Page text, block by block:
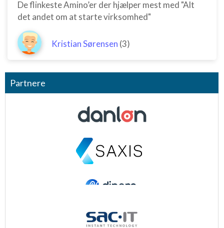
De flinkeste Amino’er der hjælper mest med "Alt
det andet om at starte virksomhed"
Kristian Sørensen (3)
Partnere